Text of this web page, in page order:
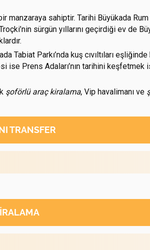
manzaraya sahiptir. Tarihi Büyükada
sürgün yıllarını geçirdiği ev de
Tabiat Parkı’nda kuş cıvıltıları
ise Prens Adaları’nın tarihini
şoförlü araç kiralama, Vip havalimanı ve
TRANSFER